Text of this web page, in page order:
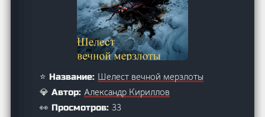
⭐ Название: Шелест вечной мерзлоты
💎 Автор:Александр Кириллов
👀 Просмотров:33